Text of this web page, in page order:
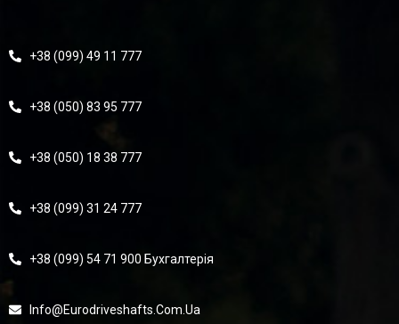
+38 (099) 49 11 777
+38 (050) 83 95 777
+38 (050) 18 38 777
+38 (099) 31 24 777
+38 (099) 54 71 900 Бухгалтерія
Info@eurodriveshafts.com.ua